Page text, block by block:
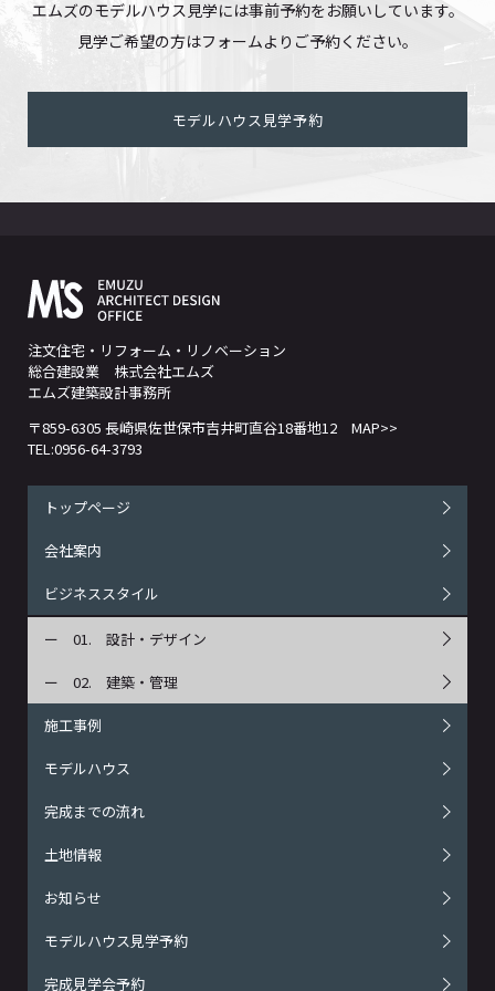
エムズのモデルハウス見学には事前予約をお願いしています。
見学ご希望の方はフォームよりご予約ください。
モデルハウス見学予約
注文住宅・リフォーム・リノベーション
総合建設業 株式会社エムズ
エムズ建築設計事務所
〒859-6305 長崎県佐世保市吉井町直谷18番地12 MAP>>
TEL:0956-64-3793
トップページ
会社案内
ビジネススタイル
設計・デザイン
建築・管理
施工事例
モデルハウス
完成までの流れ
土地情報
お知らせ
モデルハウス見学予約
完成見学会予約